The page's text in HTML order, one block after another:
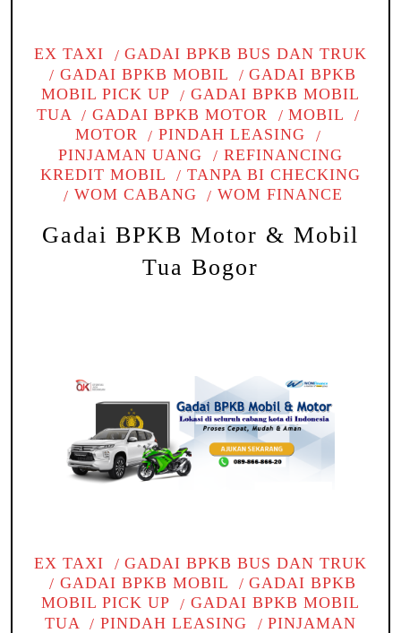
EX TAXI
GADAI BPKB BUS DAN TRUK
GADAI BPKB MOBIL
GADAI BPKB
MOBIL PICK UP
GADAI BPKB MOBIL
TUA
GADAI BPKB MOTOR
MOBIL
MOTOR
PINDAH LEASING
PINJAMAN UANG
REFINANCING
KREDIT MOBIL
TANPA BI CHECKING
WOM CABANG
WOM FINANCE
Gadai BPKB Motor & Mobil
Tua Bogor
EX TAXI
GADAI BPKB BUS DAN TRUK
GADAI BPKB MOBIL
GADAI BPKB
MOBIL PICK UP
GADAI BPKB MOBIL
TUA
PINDAH LEASING
PINJAMAN